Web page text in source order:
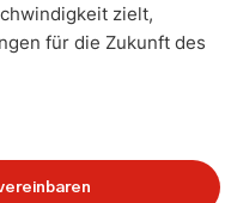
zielt,
für die Zukunft des